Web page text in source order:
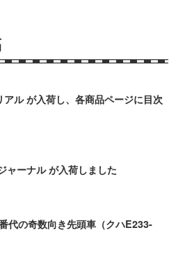
ル が入荷し、各商品ページに目次
ャーナル が入荷しました
代の奇数向き先頭車（クハE233-